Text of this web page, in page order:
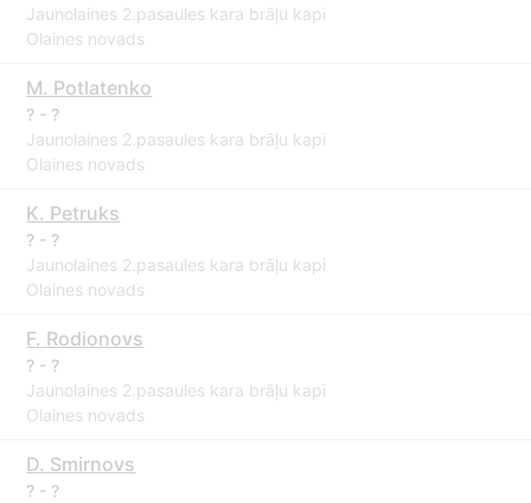
Jaunolaines 2.pasaules kara brāļu kapi
Olaines novads
M. Potlatenko
? - ?
Jaunolaines 2.pasaules kara brāļu kapi
Olaines novads
K. Petruks
? - ?
Jaunolaines 2.pasaules kara brāļu kapi
Olaines novads
F. Rodionovs
? - ?
Jaunolaines 2.pasaules kara brāļu kapi
Olaines novads
D. Smirnovs
? - ?